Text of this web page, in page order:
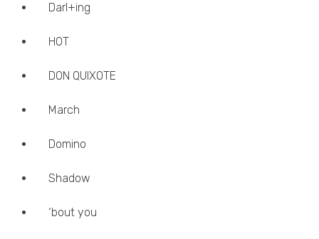
Darl+ing
HOT
DON QUIXOTE
March
Domino
Shadow
‘bout you